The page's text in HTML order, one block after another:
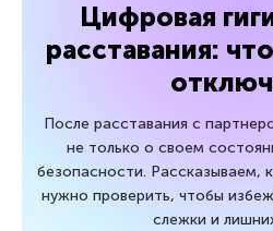
Цифровая
расставания:
После расставания с
не только о своем
безопасности. Рассказываем,
нужно проверить, чтобы
слежки и